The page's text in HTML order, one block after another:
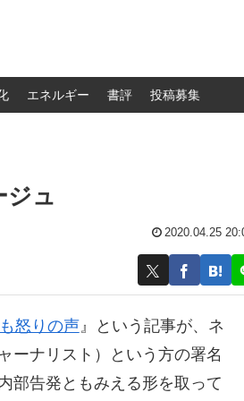
エネルギー 書評 投稿募集
ジュ
2020.04.25
怒りの声』という記事が、ネ
ーナリスト）という方の署名
部告発ともみえる形を取って